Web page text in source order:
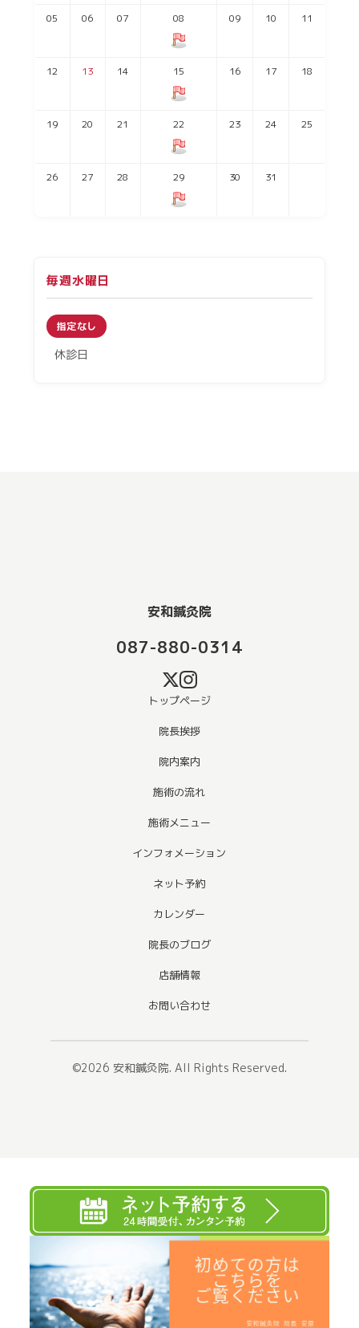
05 06 07 08 09 10 11
12 13 14 15 16 17 18
19 20 21 22 23 24 25
26 27 28 29 30 31
毎週水曜日
指定なし
休診日
安和鍼灸院
087-880-0314
トップページ
院長挨拶
院内案内
施術の流れ
施術メニュー
インフォメーション
ネット予約
カレンダー
院長のブログ
店舗情報
お問い合わせ
©2026 安和鍼灸院. All Rights Reserved.